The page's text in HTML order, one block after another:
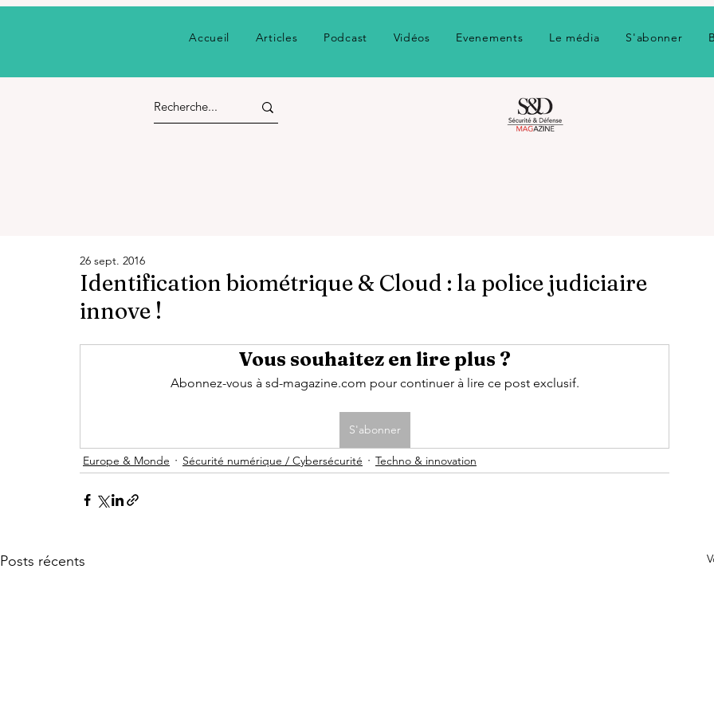
Accueil Articles Podcast Vidéos Evenements Le média S'abonner
Identification biométrique & Cloud : la police judiciaire
innove !
26 sept. 2016
Vous souhaitez en lire plus ?
Abonnez-vous à sd-magazine.com pour continuer à lire ce post exclusif.
S'abonner
Europe & Monde Sécurité numérique / Cybersécurité Techno & innovation
Posts récents